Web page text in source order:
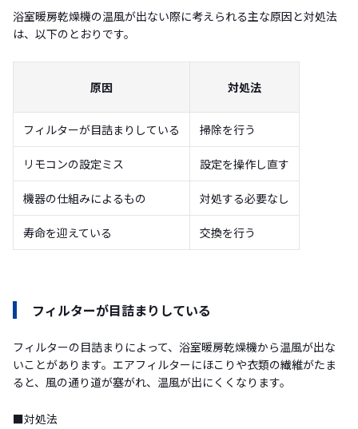
浴室暖房乾燥機の温風が出ない際に考えられる主な原因と対処法
は、以下のとおりです。
原因 対処法
フィルターが目詰まりしている 掃除を行う
リモコンの設定ミス 設定を操作し直す
機器の仕組みによるもの 対処する必要なし
寿命を迎えている 交換を行う
フィルターが目詰まりしている
フィルターの目詰まりによって、浴室暖房乾燥機から温風が出な
いことがあります。エアフィルターにほこりや衣類の繊維がたま
ると、風の通り道が塞がれ、温風が出にくくなります。
■対処法